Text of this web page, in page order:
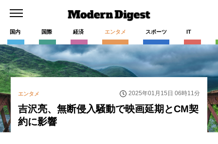
国内 国際 経済 エンタメ スポーツ IT
エンタメ 2025年01月15日 06時11分
吉沢亮、無断侵入騒動で映画延期とCM契
約に影響